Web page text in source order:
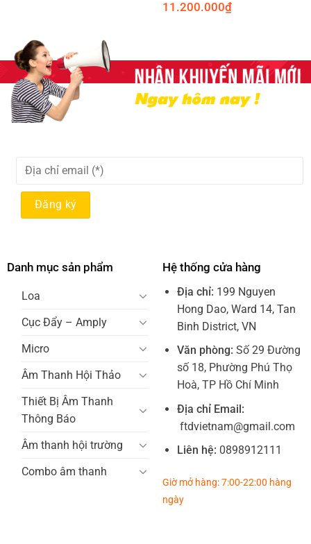
11.200.000₫
Danh mục sản phẩm
Loa
Cục Đẩy – Amply
Micro
Âm Thanh Hội Thảo
Thiết Bị Âm Thanh
Thông Báo
Âm thanh hội trường
Combo âm thanh
Hệ thống cửa hàng
Địa chỉ: 199 Nguyen
Hong Dao, Ward 14, Tan
Binh District, VN
Văn phòng: Số 29 Đường
số 18, Phường Phú Thọ
Hoà, TP Hồ Chí Minh
Địa chỉ Email:
ftdvietnam@gmail.com
Liên hệ: 0898912111
Giờ mở hàng: 7:00-22:00 hàng
ngày